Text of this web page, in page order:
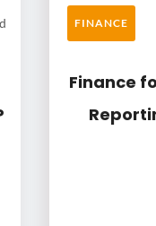
FINANCE
Finance